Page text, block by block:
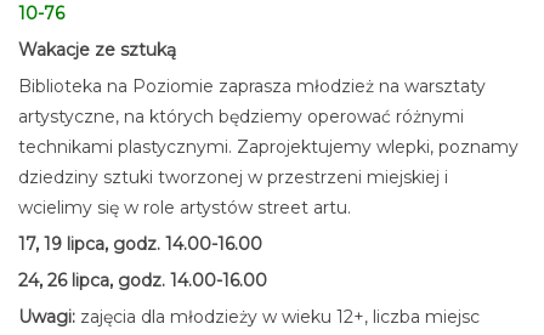
10-76
Wakacje ze sztuką
Biblioteka na Poziomie zaprasza młodzież na warsztaty
artystyczne, na których będziemy operować różnymi
technikami plastycznymi. Zaprojektujemy wlepki, poznamy
dziedziny sztuki tworzonej w przestrzeni miejskiej i
wcielimy się w role artystów street artu.
17, 19 lipca, godz. 14.00-16.00
24, 26 lipca, godz. 14.00-16.00
Uwagi: zajęcia dla młodzieży w wieku 12+, liczba miejsc